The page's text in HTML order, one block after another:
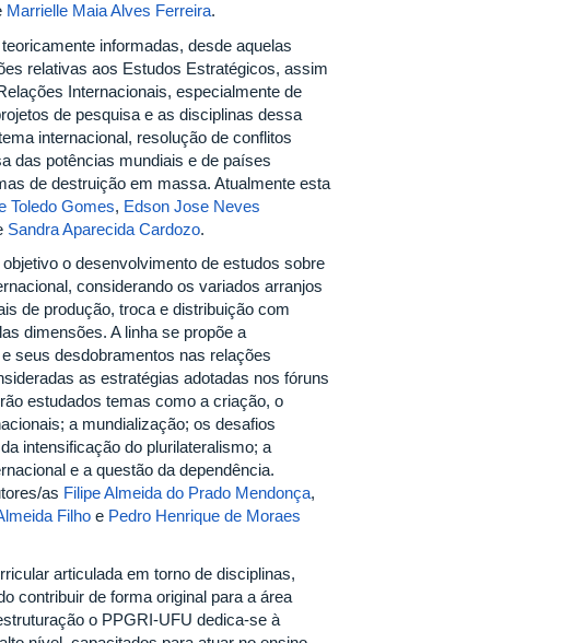
Marrielle Maia Alves Ferreira.
informadas, desde aquelas
relativas aos Estudos Estratégicos, assim
Internacionais, especialmente de
de pesquisa e as disciplinas dessa
internacional, resolução de conflitos
das potências mundiais e de países
de destruição em massa. Atualmente esta
Toledo Gomes, Edson Jose Neves
Sandra Aparecida Cardozo.
o desenvolvimento de estudos sobre
considerando os variados arranjos
de produção, troca e distribuição com
dimensões. A linha se propõe a
seus desdobramentos nas relações
as estratégias adotadas nos fóruns
estudados temas como a criação, o
a mundialização; os desafios
intensificação do plurilateralismo; a
e a questão da dependência.
as Filipe Almeida do Prado Mendonça,
Filho e Pedro Henrique de Moraes
articulada em torno de disciplinas,
contribuir de forma original para a área
o PPGRI-UFU dedica-se à